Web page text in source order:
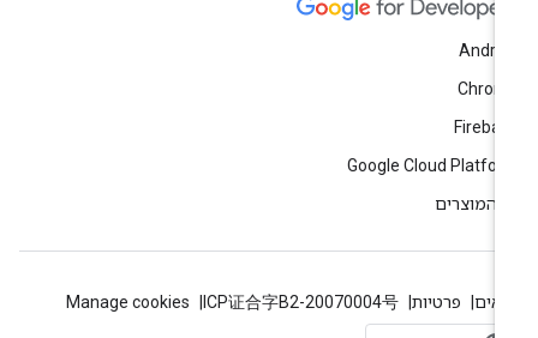
Google Cloud
המוצרים
פרטיות ICP证合字B2-20070004号
Manage cookies